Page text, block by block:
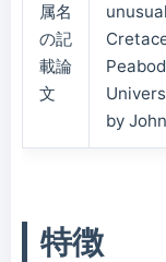
属名
の記
載論
文
by
特徴